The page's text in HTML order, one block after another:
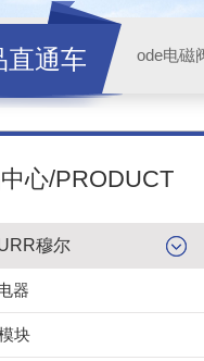
直通车 ode电磁
心/PRODUCT
穆尔
器
块